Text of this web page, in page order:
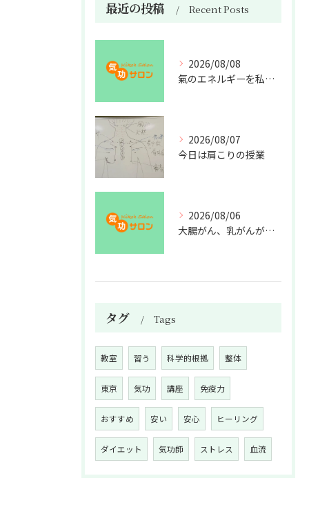
最近の投稿 Recent Posts
2026/08/08
氣のエネルギーを私利私欲のために使うな
2026/08/07
今日は肩こりの授業
2026/08/06
大腸がん、乳がんが増えた理由
タグ Tags
教室 習う 科学的根拠 整体
東京 気功 講座 免疫力
おすすめ 安い 安心 ヒーリング
ダイエット 気功師 ストレス 血流